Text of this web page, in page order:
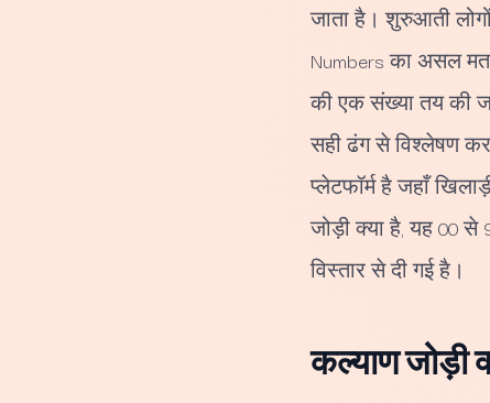
जाता है। शुरुआती
Numbers का असल
की एक संख्या तय की
सही ढंग से विश्लेषण
प्लेटफॉर्म है जहाँ
जोड़ी क्या है, यह 00
विस्तार से दी गई है।
कल्याण जोड़ी